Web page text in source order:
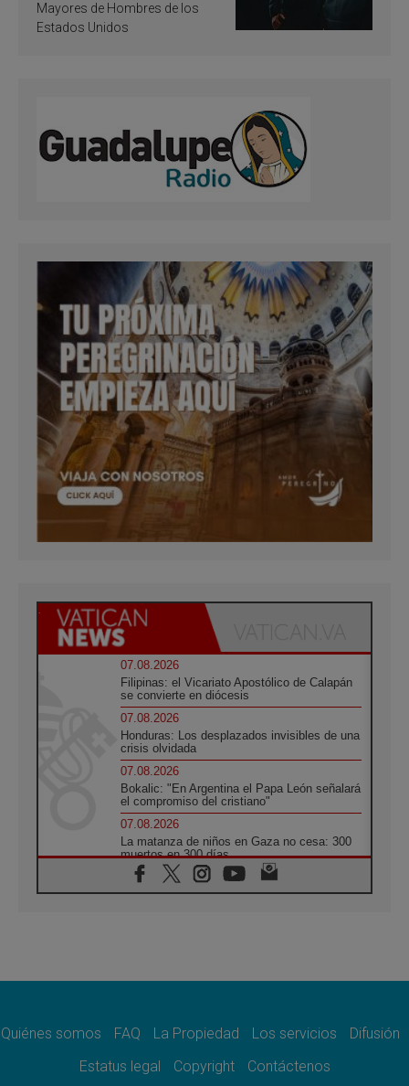
Mayores de Hombres de los
Estados Unidos
07.08.2026
Filipinas: el Vicariato Apostólico de Calapán
se convierte en diócesis
07.08.2026
Honduras: Los desplazados invisibles de una
crisis olvidada
07.08.2026
Bokalic: "En Argentina el Papa León señalará
el compromiso del cristiano"
07.08.2026
La matanza de niños en Gaza no cesa: 300
muertos en 300 días
07.08.2026
Tagle: La guerra desfigura el mundo, solo la
como misión al servicio del Evangelio
SIGNIS 2026, dar voz a las religiosas en el
espacio público
Quiénes somos FAQ La Propiedad Los servicios
Difusión
Estatus legal
Copyright Contáctenos